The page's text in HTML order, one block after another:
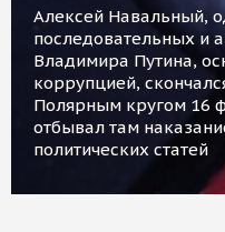
Алексей Навальный,
последовательных и
Владимира Путина,
коррупцией,
Полярным кругом 16
отбывал там
политических статей